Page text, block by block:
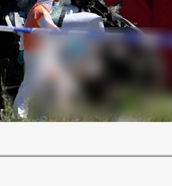
SOCIEDADE
ASAE APREENDE CERCA DE
21 MIL LITROS DE VINHO E
ESPUMANTE NA REGIÃO
CENTRO
Julho 11, 2026 . 10:41